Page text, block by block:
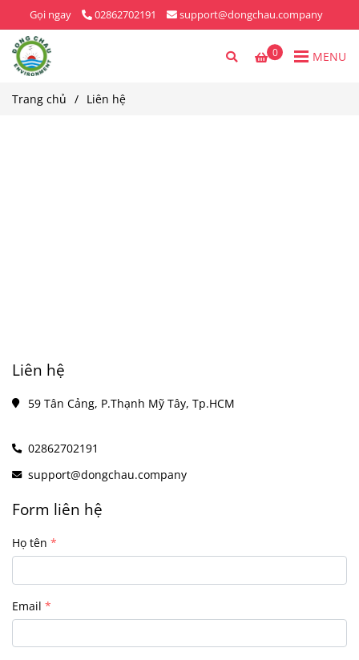
Gọi ngay 02862702191 support@dongchau.company
0 MENU
Trang chủ / Liên hệ
Liên hệ
59 Tân Cảng, P.Thạnh Mỹ Tây, Tp.HCM
02862702191
support@dongchau.company
Form liên hệ
Họ tên
Email